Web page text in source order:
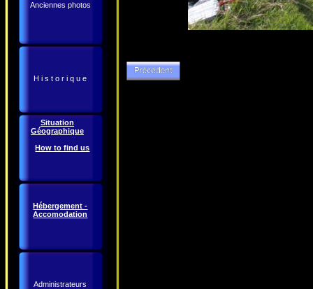
Anciennes photos
H i s t o r i q u e
Situation
Géographique
How to find us
Hébergement -
Accomodation
Administrateurs